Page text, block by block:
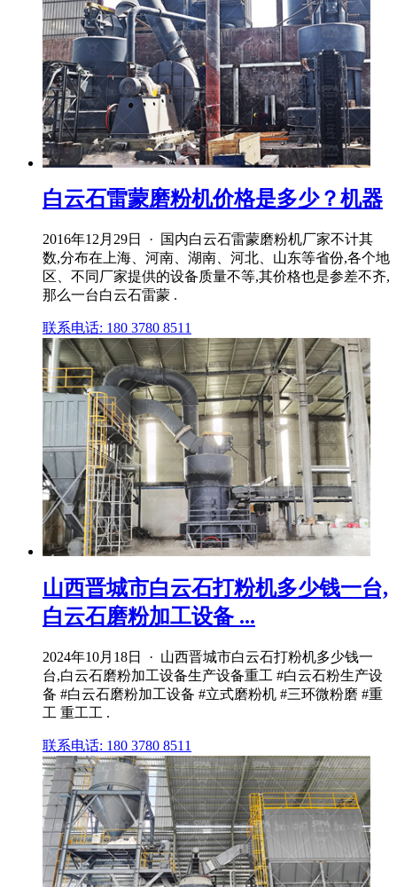
白云石雷蒙磨粉机价格是多少？机器
2016年12月29日 · 国内白云石雷蒙磨粉机厂家不计其
数,分布在上海、河南、湖南、河北、山东等省份,各个地
区、不同厂家提供的设备质量不等,其价格也是参差不齐,
那么一台白云石雷蒙 .
联系电话: 180 3780 8511
山西晋城市白云石打粉机多少钱一台,
白云石磨粉加工设备 ...
2024年10月18日 · 山西晋城市白云石打粉机多少钱一
台,白云石磨粉加工设备生产设备重工 #白云石粉生产设
备 #白云石磨粉加工设备 #立式磨粉机 #三环微粉磨 #重
工 重工工 .
联系电话: 180 3780 8511